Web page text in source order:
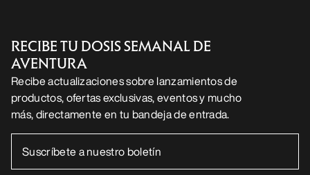
RECIBE TU DOSIS SEMANAL DE
AVENTURA
Recibe actualizaciones sobre lanzamientos de
productos, ofertas exclusivas, eventos y mucho
más, directamente en tu bandeja de entrada.